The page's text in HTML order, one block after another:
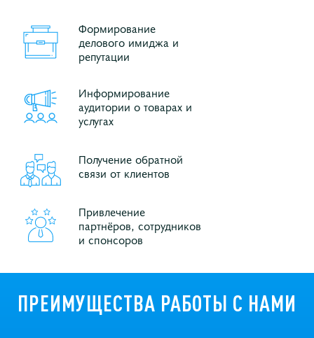
Формирование
делового имиджа и
репутации
Информирование
аудитории о товарах и
услугах
Получение обратной
связи от клиентов
Привлечение
партнёров, сотрудников
и спонсоров
ПРЕИМУЩЕСТВА РАБОТЫ С НАМИ